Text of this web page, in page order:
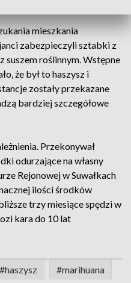
mieszkania
zabezpieczyli sztabki z
suszem roślinnym. Wstępne
że był to haszysz i
zostały przekazane
bardziej szczegółowe
Przekonywał
odurzające na własny
Rejonowej w Suwałkach
ilości środków
trzy miesiące spędzi w
kara do 10 lat
#haszysz #marihuana